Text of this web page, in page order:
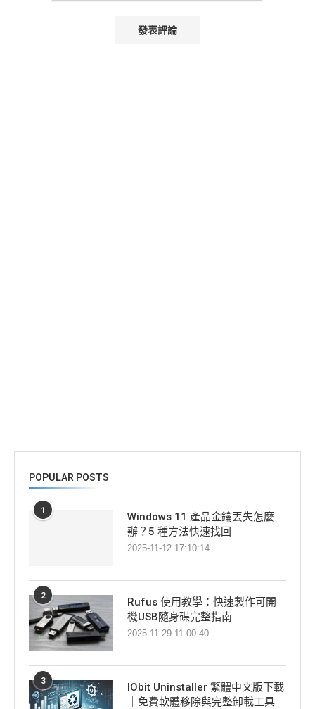
POPULAR POSTS
1
Windows 11 產品金鑰丟失怎麼
辦？5 種方法快速找回
2025-11-12 17:10:14
2
Rufus 使用教學：快速製作可開
機USB隨身碟完整指南
2025-11-29 11:00:40
3
IObit Uninstaller 繁體中文版下載
｜免費軟體移除與完整卸載工具